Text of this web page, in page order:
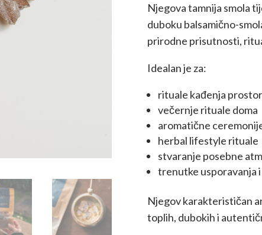
Njegova tamnija smola
duboku balsamično-
prirodne prisutnosti,
Idealan je za:
rituale kađenja
večernje rituale doma
aromatične
herbal lifestyle rituale
stvaranje posebne
trenutke usporavanja
Njegov karakterističan
toplih, dubokih i